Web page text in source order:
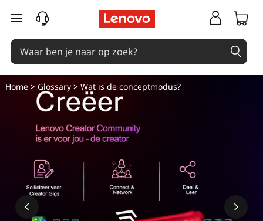
W
a
Ga naar de hoofdinhoud
Home> Glossary> Wat is de conceptmodus?